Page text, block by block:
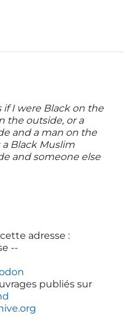
if I were Black on the
the outside, or a
and a man on the
Black Muslim
and someone else
adresse :
--
publiés sur